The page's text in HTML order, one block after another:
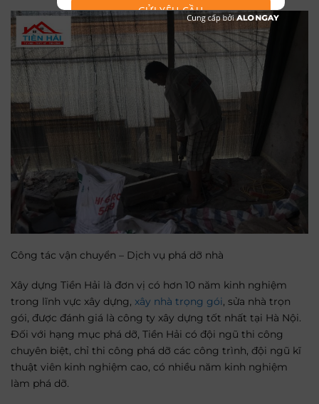
Công tác vận chuyển – Dịch vụ phá dỡ nhà
Xây dựng Tiền Hải là đơn vị có hơn 10 năm kinh nghiệm
trong lĩnh vực xây dựng, xây nhà trọng gói, sửa nhà trọn
gói, được đánh giá là công ty xây dựng tốt nhất tại Hà Nội.
Đối với hạng mục phá dỡ, Tiền Hải có đội ngũ thi công
chuyên biệt, chỉ thi công phá dỡ các công trình, đội ngũ kĩ
thuật viên kinh nghiệm cao, có nhiều năm kinh nghiệm
làm phá dỡ.
GỬI YÊU CẦU